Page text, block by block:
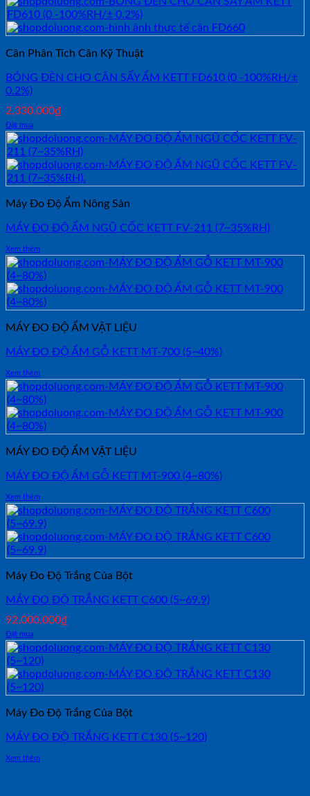
Cân Phân Tích Cân Kỹ Thuật
BÓNG ĐÈN CHO CÂN SẤY ẨM KETT FD610 (0 -100%RH/±
0.2%)
2,330,000₫
Đặt mua
Máy Đo Độ Ẩm Nông Sản
MÁY ĐO ĐỘ ẨM NGŨ CỐC KETT FV-211 (7~35%RH)
Xem thêm
MÁY ĐO ĐỘ ẨM VẬT LIỆU
MÁY ĐO ĐỘ ẨM GỖ KETT MT-700 (5~40%)
Xem thêm
MÁY ĐO ĐỘ ẨM VẬT LIỆU
MÁY ĐO ĐỘ ẨM GỖ KETT MT-900 (4~80%)
Xem thêm
Máy Đo Độ Trắng Của Bột
MÁY ĐO ĐỘ TRẮNG KETT C600 (5~69.9)
92,000,000₫
Đặt mua
Máy Đo Độ Trắng Của Bột
MÁY ĐO ĐỘ TRẮNG KETT C130 (5~120)
Xem thêm